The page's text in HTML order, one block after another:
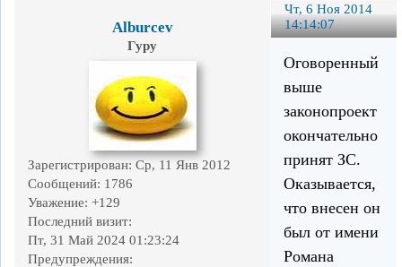
Чт, 6 Ноя 2014
14:14:07
Alburcev
Гуру
Зарегистрирован: Ср, 11 Янв 2012
Сообщений: 1786
Уважение: +129
Последний визит:
Пт, 31 Май 2024 01:23:24
Предупреждения:
Оговоренный
выше
законопроект
окончательно
принят ЗС.
Оказывается,
что внесен он
был от имени
Романа